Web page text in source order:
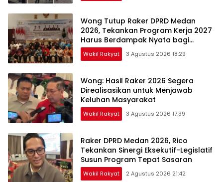
Wong Tutup Raker DPRD Medan
2026, Tekankan Program Kerja 2027
Harus Berdampak Nyata bagi
Masyarakat
Wakil Rakyat 3 Agustus 2026 18:29
Wong: Hasil Raker 2026 Segera
Direalisasikan untuk Menjawab
Keluhan Masyarakat
Wakil Rakyat 3 Agustus 2026 17:39
Raker DPRD Medan 2026, Rico
Tekankan Sinergi Eksekutif-Legislatif
Susun Program Tepat Sasaran
Wakil Rakyat 2 Agustus 2026 21:42